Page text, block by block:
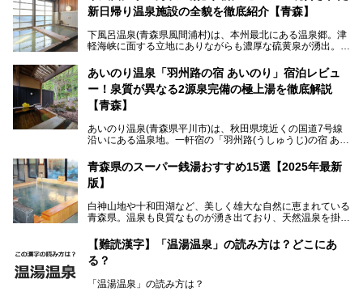
新日帰り温泉施設の全貌を徹底紹介【青森】
下風呂温泉(青森県風間浦村)は、本州最北にある温泉郷。津
軽海峡に面する立地にありながらも濃厚な硫黄泉が湧出。良
泉ファンが訪れる温泉地です。
「海峡の湯」は、以前あった2つの共同浴場を統合し、2020
年12月にオープンした日帰り入浴施設。かつて別々の共同
浴場で使用された2つの源泉を楽しめる点が魅力です。また
無料休憩室や食事処も併設し、地元常連客のみならず観光客
にも利用しやすい施設へ変貌しました。
今回、筆者は実際に海峡の湯へ訪問・入浴し、その魅力を徹
底解説します！
あいのり温泉「羽州路の宿 あいのり」宿泊レビュ
ー！泉質が異なる2源泉完備の極上湯を徹底解説
【青森】
あいのり温泉(青森県平川市)は、秋田県境近くの国道7号線
沿いにある温泉地。一軒宿の「羽州路(うしゅうじ)の宿 あい
(通称:赤湯)と無色透明の単純温泉という2種類の源泉を使用
し、いずれも源泉100％かけ流しで提供している点でしょ
う。
今回筆者は実際に宿泊し、大浴場と露天風呂付き客室を中心
に「羽州路の宿 あいのり」を詳細にご紹介。秋田県側を含
ですが、実はあいのり温泉も決して見逃せない極上湯のひと
つ。その魅力を徹底解説します！
青森県のスーパー銭湯おすすめ15選【2025年最新
版】
白神山地や十和田湖など、美しく雄大な自然に恵まれている
青森県。温泉も良質なものが湧き出ており、天然温泉を掛け
の山並みを眺めながら温泉に浸かり、お食事処でおいしいご
当地グルメを味わうひとときは格別ですね！
今回は、青森県でおすすめのスーパー銭湯を紹介します。
ください。
【難読漢字】「温湯温泉」の読み方は？どこにあ
る？
「温湯温泉」の読み方は？